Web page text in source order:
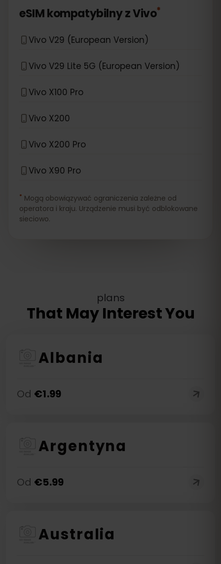
eSIM kompatybilny zVivo*
Vivo V29 (European Version)
Vivo V29 Lite 5G (European Version)
Vivo X100 Pro
Vivo X200
Vivo X200 Pro
Vivo X90 Pro
* Mogą obowiązywać ograniczenia zależne od
operatora i kraju. Urządzenie musi być odblokowane
sieciowo.
plans
That May Interest You
Albania
Od €1.99
Argentyna
Od €5.99
Australia